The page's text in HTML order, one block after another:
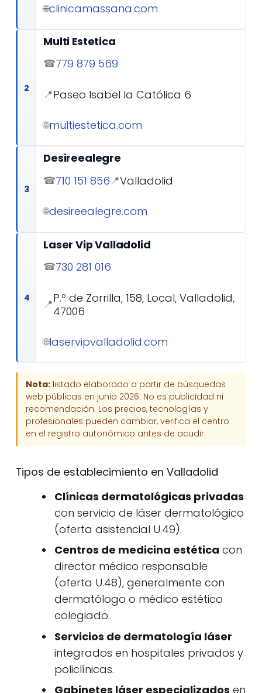
🌐clinicamassana.com
2
Multi Estetica
☎779 879 569
📍Paseo Isabel la Católica 6
🌐multiestetica.com
3
Desireealegre
☎710 151 856📍Valladolid
🌐desireealegre.com
4
Laser Vip Valladolid
☎730 281 016
📍P.º de Zorrilla, 158, Local, Valladolid,
47006
🌐laservipvalladolid.com
Nota: listado elaborado a partir de búsquedas
web públicas en junio 2026. No es publicidad ni
recomendación. Los precios, tecnologías y
profesionales pueden cambiar, verifica el centro
en el registro autonómico antes de acudir.
Tipos de establecimiento en Valladolid
Clínicas dermatológicas privadas
con servicio de láser dermatológico
(oferta asistencial U.49).
Centros de medicina estética con
director médico responsable
(oferta U.48), generalmente con
dermatólogo o médico estético
colegiado.
Servicios de dermatología láser
integrados en hospitales privados y
policlínicas.
Gabinetes láser especializados en